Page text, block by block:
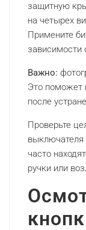
защитную
на четырех
Примените
зависимости
Важно:
Это поможет
после
Проверьте
часто
ручки или